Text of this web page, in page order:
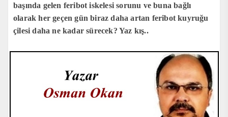
başında gelen feribot iskelesi sorunu ve buna bağlı
olarak her geçen gün biraz daha artan feribot kuyruğu
çilesi daha ne kadar sürecek? Yaz kış..